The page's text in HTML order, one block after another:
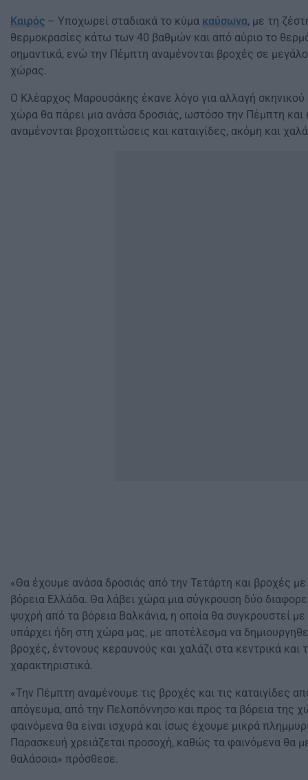
Καιρός – Υποχωρεί σταδιακά το κύμα καύσωνα, με τη
θερμοκρασίες κάτω των 40 βαθμών και από αύριο το
σημαντικά, ενώ την Πέμπτη αναμένονται βροχές σε
χώρας.
Ο Κλέαρχος Μαρουσάκης έκανε λόγο για αλλαγή
χώρα θα πάρει μια ανάσα δροσιάς, ωστόσο την Πέμπτη
αναμένονται βροχοπτώσεις και καταιγίδες, ακόμη και
«Θα έχουμε ανάσα δροσιάς από την Τετάρτη και βροχές
βόρεια Ελλάδα. Θα λάβει χώρα μια σύγκρουση δύο
ψυχρή από τα βόρεια Βαλκάνια, η οποία θα συγκρουστεί
υπάρχει ήδη στη χώρα μας, με αποτέλεσμα να
βροχές, έντονους κεραυνούς και χαλάζι στα κεντρικά και
χαρακτηριστικά.
«Την Πέμπτη αναμένουμε τις βροχές και τις καταιγίδες
απόγευμα, από την Πελοπόννησο και προς τα βόρεια της
φαινόμενα θα είναι ισχυρά και ίσως έχουμε μικρά
Παρασκευή χρειάζεται προσοχή, καθώς τα φαινόμενα θα
θαλάσσια» πρόσθεσε.